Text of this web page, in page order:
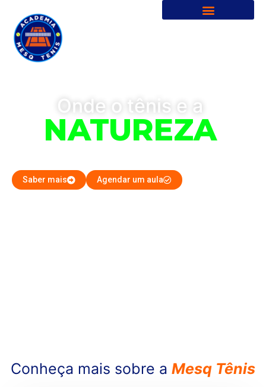
Onde o tênis e a
NATUREZA
Saber mais Agendar um aula
Conheça mais sobre a Mesq Tênis